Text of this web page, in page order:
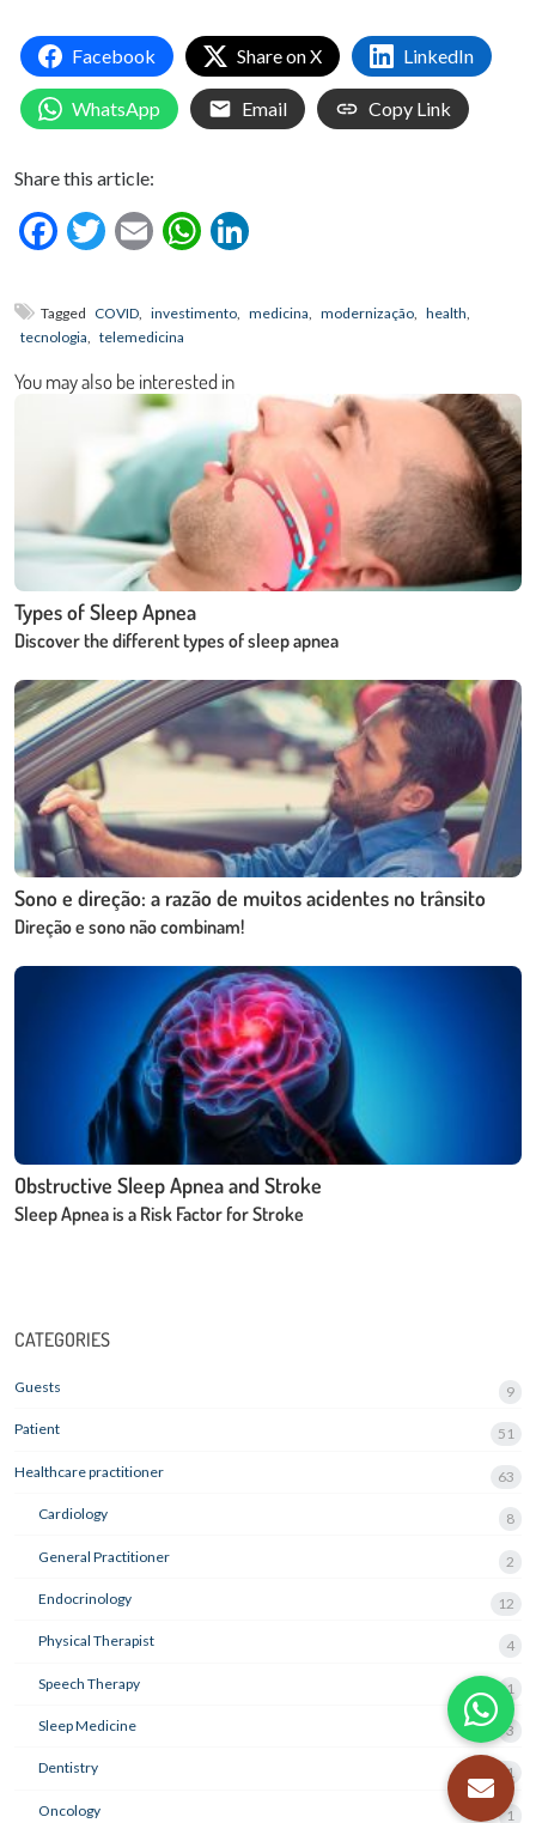
Facebook Share on X LinkedIn
WhatsApp Email Copy Link
Share this article:
Facebook
Twitter
EmailWhatsApp
Tagged COVID, investimento, medicina, modernização, health,
tecnologia, telemedicina
You may also be interested in
Types of Sleep Apnea
Discover the different types of sleep apnea
Sono e direção: a razão de muitos acidentes no trânsito
Direção e sono não combinam!
Obstructive Sleep Apnea and Stroke
Sleep Apnea is a Risk Factor for Stroke
CATEGORIES
Guests 9
Patient 51
Healthcare practitioner 63
Cardiology 8
General Practitioner 2
Endocrinology 12
Physical Therapist 4
Speech Therapy 1
Sleep Medicine 3
Dentistry 21
Oncology 1